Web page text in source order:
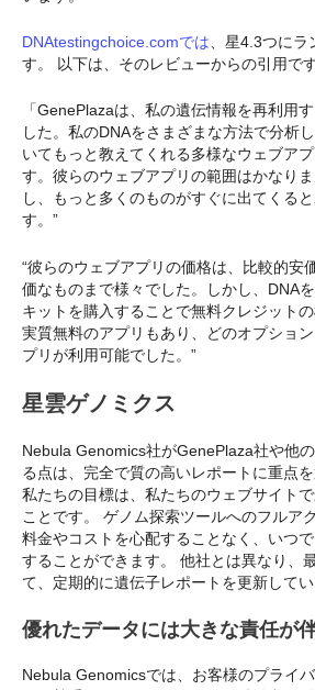
DNAtestingchoice.comでは 、星4.3つに
す。 以下は、そのレビューからの引用です
「GenePlazaは、私の遺伝情報を再利用
した。私のDNAをさまざまな方法で分析
いてもっと教えてくれる多様なウェブア
す。彼らのウェブアプリの範囲はかなり
し、もっと多くのものがすぐに出てくる
す。”
“彼らのウェブアプリの価格は、比較的安
価なものまで様々でした。しかし、DNA
キットを購入することで無料クレジットの
実質無料のアプリもあり、どのオプショ
プリが利用可能でした。”
星雲ゲノミクス
Nebula Genomics社がGenePlaza社や他
る点は、完全で質の高いレポートに重点を
私たちの目標は、私たちのウェブサイト
ことです。 ゲノム探索ツールへのフルア
料金やコストを心配することなく、いつ
することができます。 他社とは異なり、
て、定期的に遺伝子レポートを更新してい
優れたデータには大きな責任が
Nebula Genomicsでは、お客様のプライ